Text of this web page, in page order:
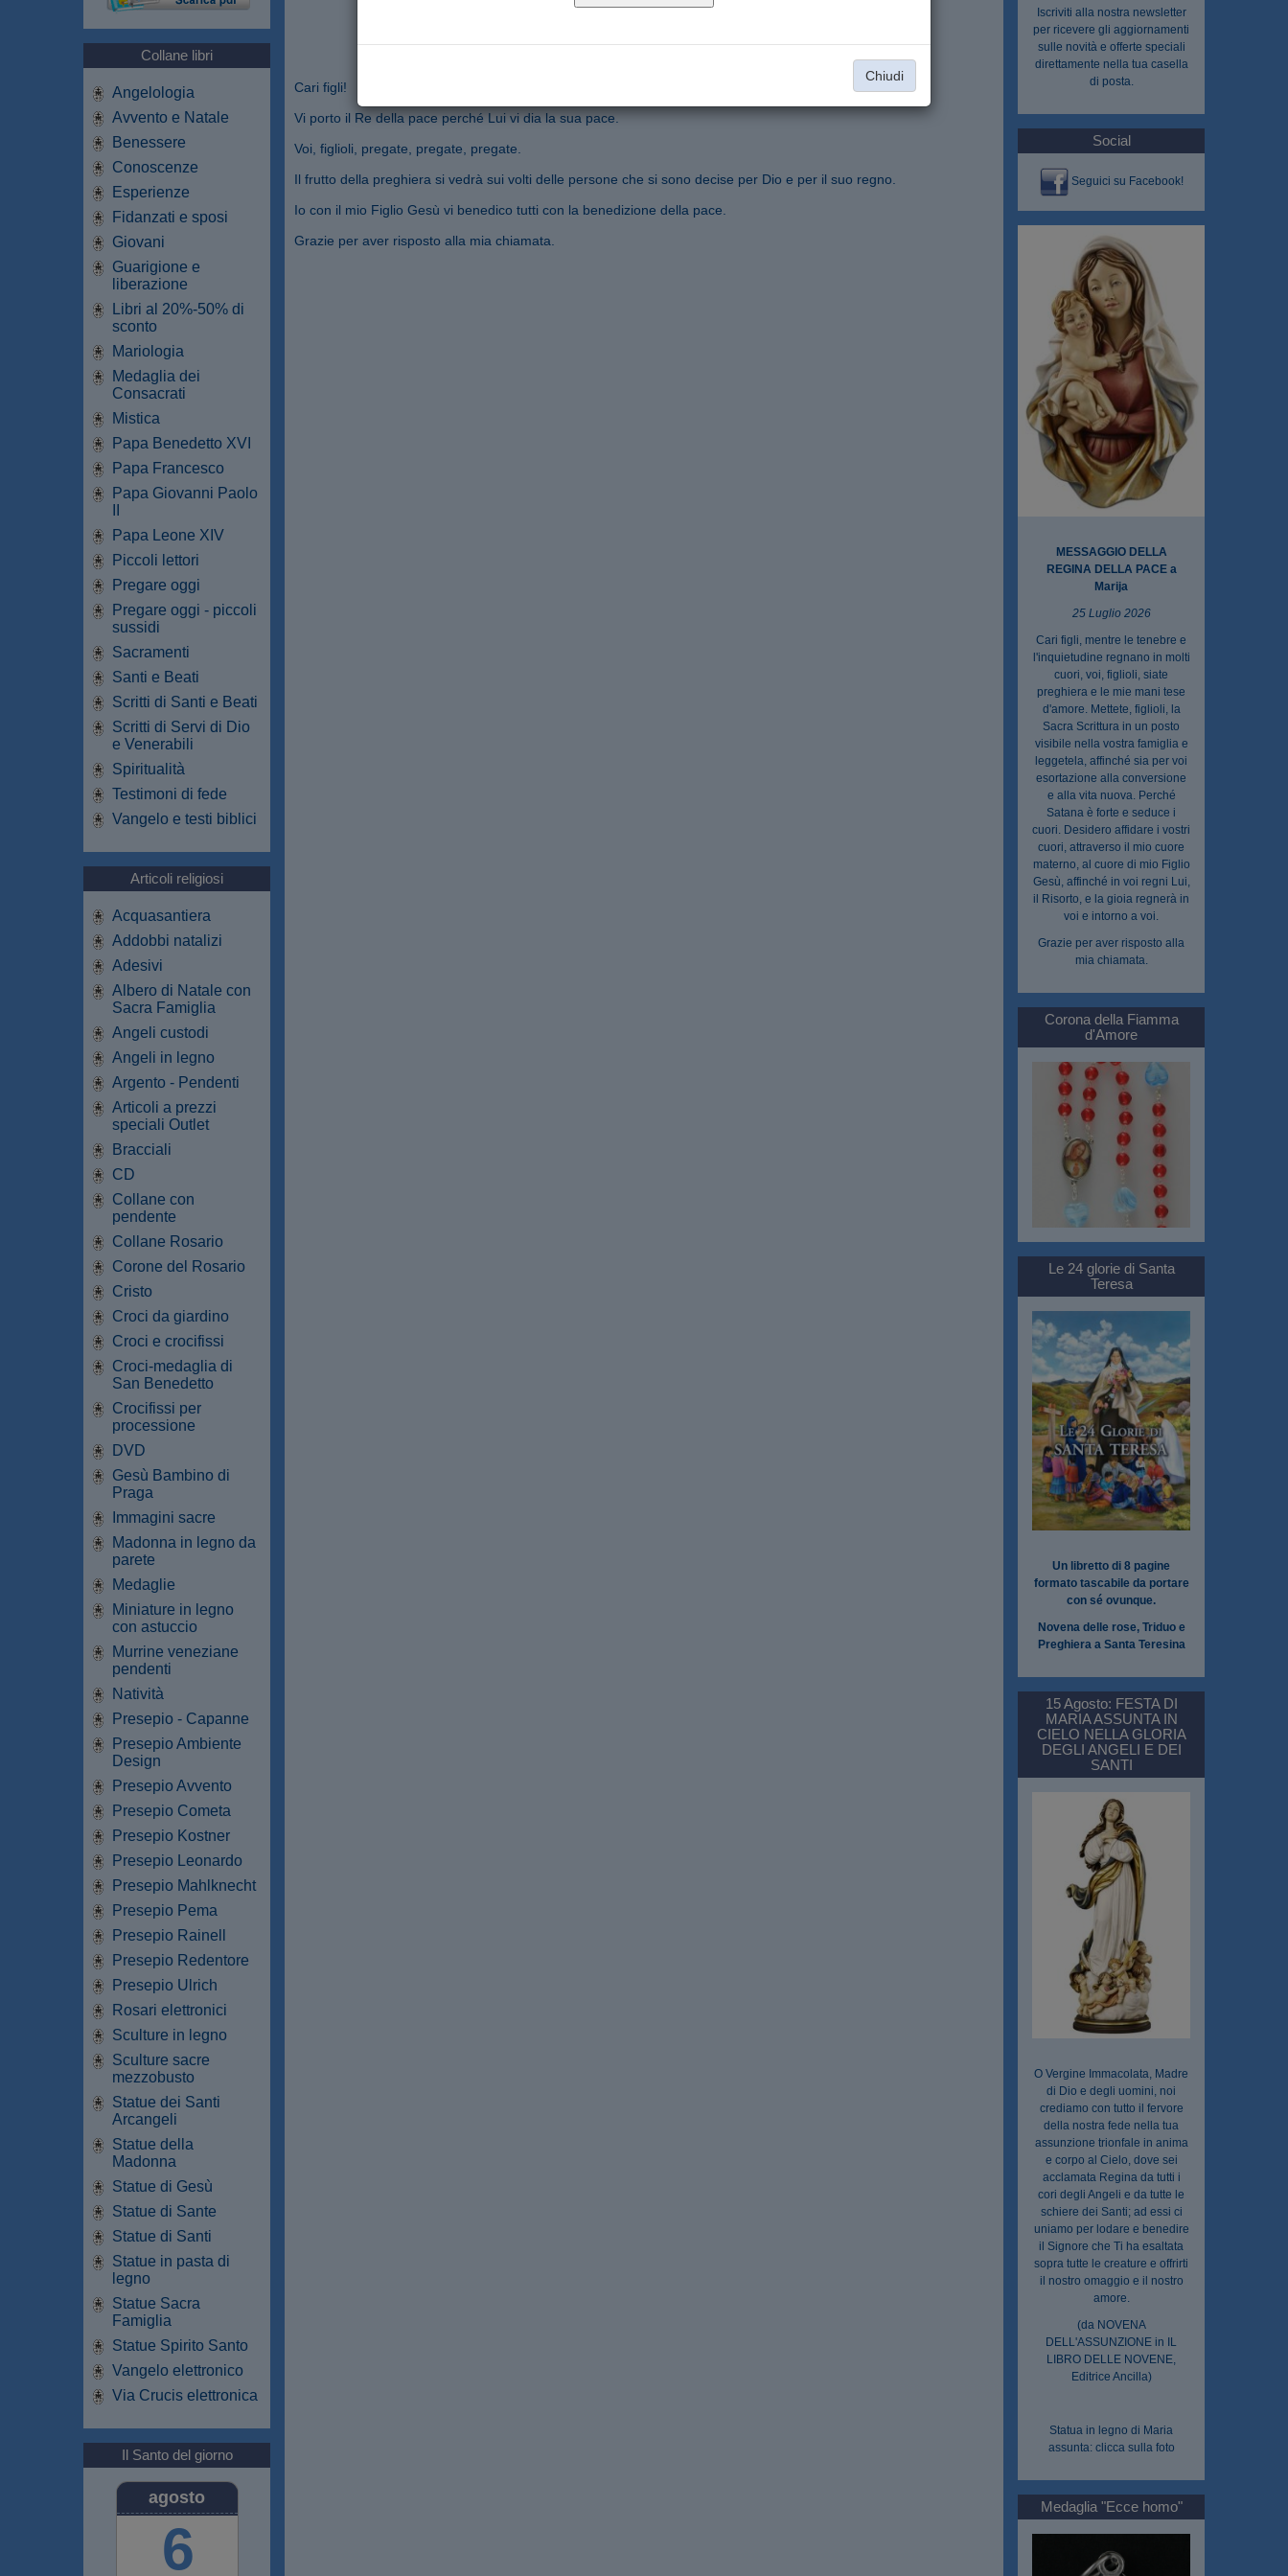
Chiudi
Collane libri
Angelologia
Avvento e Natale
Benessere
Conoscenze
Esperienze
Fidanzati e sposi
Giovani
Guarigione e
liberazione
Libri al 20%-50% di
sconto
Mariologia
Medaglia dei
Consacrati
Mistica
Papa Benedetto XVI
Papa Francesco
Papa Giovanni Paolo
Papa Leone XIV
Piccoli lettori
Pregare oggi
Pregare oggi - piccoli
sussidi
Sacramenti
Santi e Beati
Scritti di Santi e Beati
Scritti di Servi di Dio
e Venerabili
Spiritualità
Testimoni di fede
Vangelo e testi biblici
Articoli religiosi
Acquasantiera
Addobbi natalizi
Adesivi
Albero di Natale con
Sacra Famiglia
Angeli custodi
Angeli in legno
Argento - Pendenti
Articoli a prezzi
speciali Outlet
Bracciali
CD
Collane con
pendente
Collane Rosario
Corone del Rosario
Cristo
Croci da giardino
Croci e crocifissi
Croci-medaglia di
San Benedetto
Crocifissi per
processione
DVD
Gesù Bambino di
Praga
Immagini sacre
Madonna in legno da
parete
Medaglie
Miniature in legno
con astuccio
Murrine veneziane
pendenti
Natività
Presepio - Capanne
Presepio Ambiente
Design
Presepio Avvento
Presepio Cometa
Presepio Kostner
Presepio Leonardo
Presepio Mahlknecht
Presepio Pema
Presepio Rainell
Presepio Redentore
Presepio Ulrich
Rosari elettronici
Sculture in legno
Sculture sacre
mezzobusto
Statue dei Santi
Arcangeli
Statue della
Madonna
Statue di Gesù
Statue di Sante
Statue di Santi
Statue in pasta di
legno
Statue Sacra
Famiglia
Statue Spirito Santo
Vangelo elettronico
Via Crucis elettronica
Il Santo del giorno
agosto
6
Cari figli!
Vi porto il Re della pace perché Lui vi dia la sua pace.
Voi, figlioli, pregate, pregate, pregate.
Il frutto della preghiera si vedrà sui volti delle persone che si sono decise per Dio e per il suo regno.
Io con il mio Figlio Gesù vi benedico tutti con la benedizione della pace.
Grazie per aver risposto alla mia chiamata.
Iscriviti alla nostra newsletter
per ricevere gli aggiornamenti
sulle novità e offerte speciali
direttamente nella tua casella
di posta.
Social
Seguici su Facebook!
MESSAGGIO DELLA
REGINA DELLA PACE a
Marija
25 Luglio 2026
Cari figli, mentre le tenebre e
l'inquietudine regnano in molti
cuori, voi, figlioli, siate
preghiera e le mie mani tese
d'amore. Mettete, figlioli, la
Sacra Scrittura in un posto
visibile nella vostra famiglia e
leggetela, affinché sia per voi
esortazione alla conversione
e alla vita nuova. Perché
Satana è forte e seduce i
cuori. Desidero affidare i vostri
cuori, attraverso il mio cuore
materno, al cuore di mio Figlio
Gesù, affinché in voi regni Lui,
il Risorto, e la gioia regnerà in
voi e intorno a voi.
Grazie per aver risposto alla
mia chiamata.
Corona della Fiamma
d'Amore
Le 24 glorie di Santa
Teresa
Un libretto di 8 pagine
formato tascabile da portare
con sé ovunque.
Novena delle rose, Triduo e
Preghiera a Santa Teresina
15 Agosto: FESTA DI
MARIA ASSUNTA IN
CIELO NELLA GLORIA
DEGLI ANGELI E DEI
SANTI
O Vergine Immacolata, Madre
di Dio e degli uomini, noi
crediamo con tutto il fervore
della nostra fede nella tua
assunzione trionfale in anima
e corpo al Cielo, dove sei
acclamata Regina da tutti i
cori degli Angeli e da tutte le
schiere dei Santi; ad essi ci
uniamo per lodare e benedire
il Signore che Ti ha esaltata
sopra tutte le creature e offrirti
il nostro omaggio e il nostro
amore.
(da NOVENA
DELL'ASSUNZIONE in IL
LIBRO DELLE NOVENE,
Editrice Ancilla)
Statua in legno di Maria
assunta: clicca sulla foto
Medaglia "Ecce homo"